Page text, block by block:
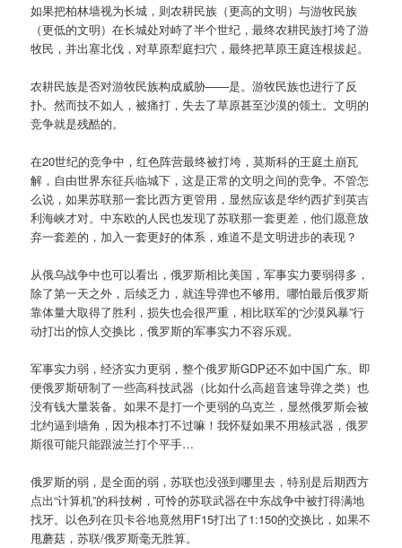
如果把柏林墙视为长城，则农耕民族（更高的文明）与游牧民族
（更低的文明）在长城处对峙了半个世纪，最终农耕民族打垮了游
牧民，并出塞北伐，对草原犁庭扫穴，最终把草原王庭连根拔起。
农耕民族是否对游牧民族构成威胁——是。游牧民族也进行了反
扑。然而技不如人，被痛打，失去了草原甚至沙漠的领土。文明的
竞争就是残酷的。
在20世纪的竞争中，红色阵营最终被打垮，莫斯科的王庭土崩瓦
解，自由世界东征兵临城下，这是正常的文明之间的竞争。不管怎
么说，如果苏联那一套比西方更管用，显然应该是华约西扩到英吉
利海峡才对。中东欧的人民也发现了苏联那一套更差，他们愿意放
弃一套差的，加入一套更好的体系，难道不是文明进步的表现？
从俄乌战争中也可以看出，俄罗斯相比美国，军事实力要弱得多，
除了第一天之外，后续乏力，就连导弹也不够用。哪怕最后俄罗斯
靠体量大取得了胜利，损失也会很严重，相比联军的“沙漠风暴”行
动打出的惊人交换比，俄罗斯的军事实力不容乐观。
军事实力弱，经济实力更弱，整个俄罗斯GDP还不如中国广东。即
便俄罗斯研制了一些高科技武器（比如什么高超音速导弹之类）也
没有钱大量装备。如果不是打一个更弱的乌克兰，显然俄罗斯会被
北约逼到墙角，因为根本打不过嘛！我怀疑如果不用核武器，俄罗
斯很可能只能跟波兰打个平手…
俄罗斯的弱，是全面的弱，苏联也没强到哪里去，特别是后期西方
点出“计算机”的科技树，可怜的苏联武器在中东战争中被打得满地
找牙。以色列在贝卡谷地竟然用F15打出了1:150的交换比，如果不
甩蘑菇，苏联/俄罗斯毫无胜算。